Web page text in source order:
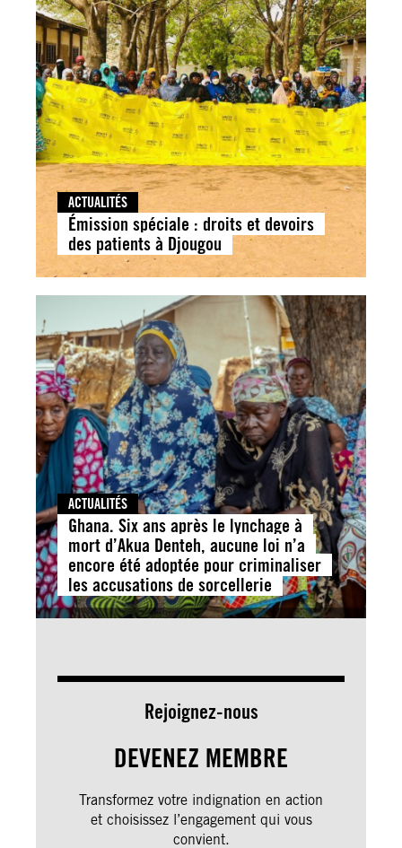
ACTUALITÉS
Émission spéciale : droits et devoirs
des patients à Djougou
ACTUALITÉS
Ghana. Six ans après le lynchage à
mort d’Akua Denteh, aucune loi n’a
encore été adoptée pour criminaliser
les accusations de sorcellerie
Rejoignez-nous
DEVENEZ MEMBRE
Transformez votre indignation en action
et choisissez l’engagement qui vous
convient.